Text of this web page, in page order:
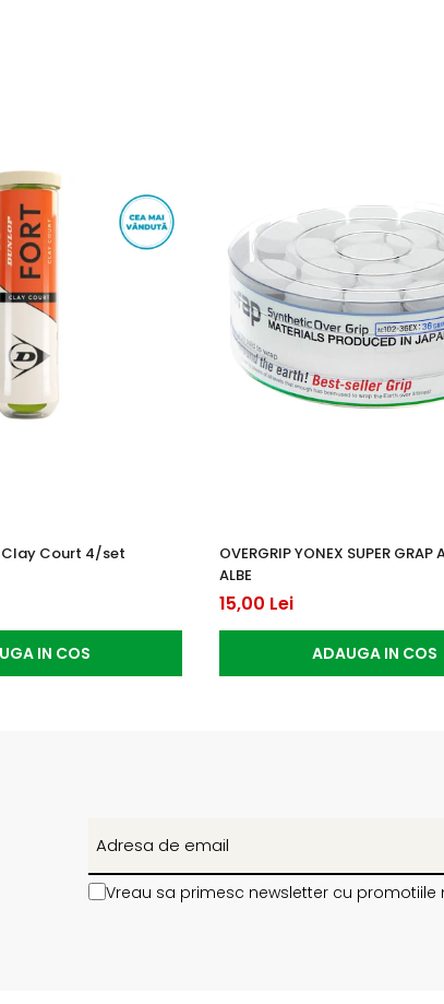
Clay Court 4/set
IN COS
OVERGRIP YONEX SUPER GRAP
ALBE
15,00 Lei
ADAUGA IN COS
Vreau sa primesc newsletter cu